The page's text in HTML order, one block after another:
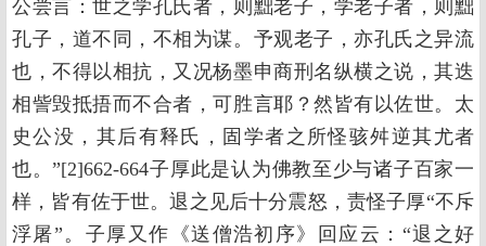
公尝言：世之学孔氏者，则黜老子，学老子者，则黜
孔子，道不同，不相为谋。予观老子，亦孔氏之异流
也，不得以相抗，又况杨墨申商刑名纵横之说，其迭
相訾毁抵捂而不合者，可胜言耶？然皆有以佐世。太
史公没，其后有释氏，固学者之所怪骇舛逆其尤者
也。”[2]662-664子厚此是认为佛教至少与诸子百家一
样，皆有佐于世。退之见后十分震怒，责怪子厚“不斥
浮屠”。子厚又作《送僧浩初序》回应云：“退之好